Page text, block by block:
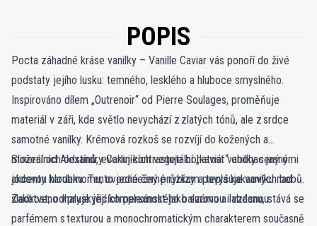
POPIS
Pocta záhadné kráse vanilky – Vanille Caviar vás ponoří do živé
podstaty jejího lusku: temného, lesklého a hluboce smyslného.
Inspirováno dílem „Outrenoir“ od Pierre Soulages, proměňuje
materiál v záři, kde světlo nevychází z zlatých tónů, ale z srdce
samotné vanilky. Krémová rozkoš se rozvíjí do kožených a
minerálních odstínů, evokujících vegetální „kaviár“ obohacený o
jódovou hloubku. Tento jedinečný průzkum povyšuje vanilku nad
sladkost, odhaluje její komplexnost jako surovou i vzácnou.
Složení od Alexandry Carlin kontrastuje bohatost vanilky s jasnými
akcenty kardamomu, ovocné černé rybízy a tepla kakaových bobů.
Zakotveno v pryskyřicích peruánského balzámu a labdanu, stává se
parfémem s texturou a monochromatickým charakterem současně